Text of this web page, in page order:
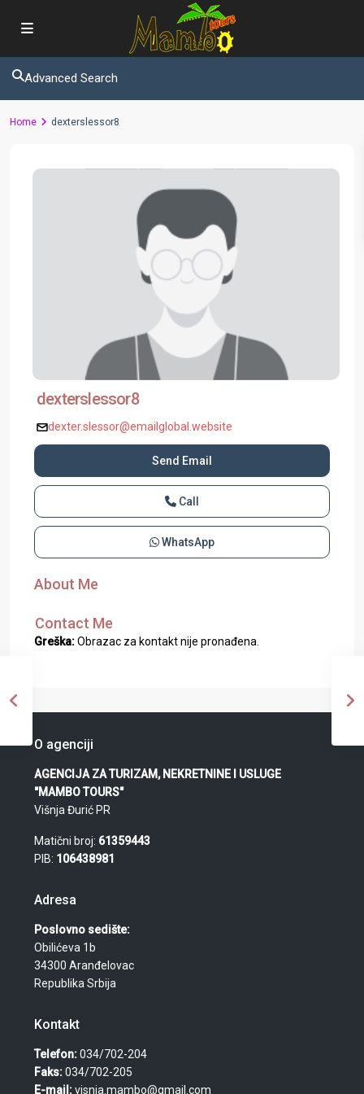
Advanced Search
Home dexterslessor8
dexterslessor8
dexter.slessor@emailglobal.website
Send Email
Call
WhatsApp
About Me
Contact Me
Greška:Obrazac za kontakt nije pronađena.
O agenciji
AGENCIJA ZA TURIZAM, NEKRETNINE I USLUGE
"MAMBO TOURS"
Višnja Đurić PR
Matični broj: 61359443
PIB: 106438981
Adresa
Poslovno sedište:
Obilićeva 1b
34300 Aranđelovac
Republika Srbija
Kontakt
Telefon:034/702-204
Faks:034/702-205
E-mail:visnja.mambo@gmail.com